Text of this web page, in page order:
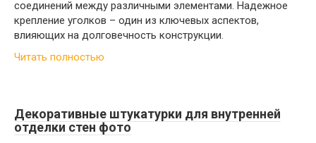
соединений между различными элементами. Надежное
крепление уголков – один из ключевых аспектов,
влияющих на долговечность конструкции.
Читать полностью
Декоративные штукатурки для внутренней
отделки стен фото